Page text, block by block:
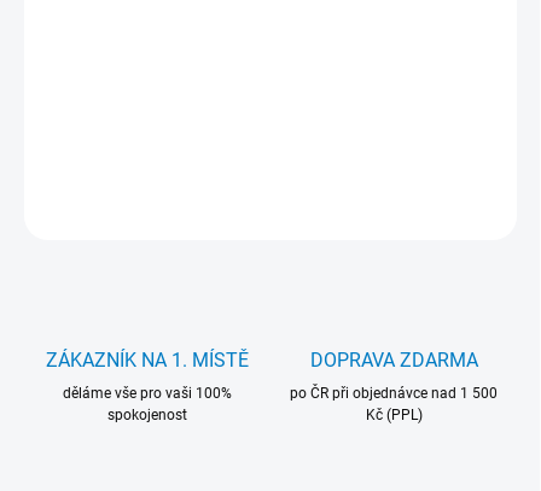
ZÁKAZNÍK NA 1. MÍSTĚ
děláme vše pro vaši 100%
spokojenost
DOPRAVA ZDARMA
po ČR při objednávce nad 1 500
Kč (PPL)